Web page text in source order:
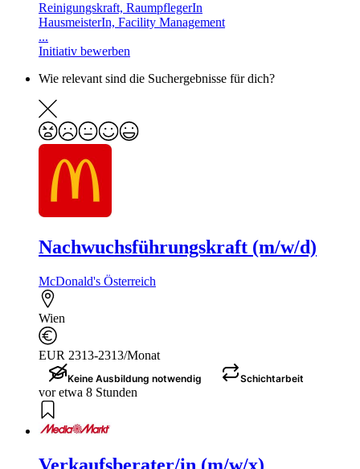
Reinigungskraft, RaumpflegerIn
HausmeisterIn, Facility Management
...
Initiativ bewerben
Wie relevant sind die Suchergebnisse für dich?
Nachwuchsführungskraft (m/w/d)
McDonald's Österreich
Wien
EUR 2313-2313/Monat
Keine Ausbildung notwendig Schichtarbeit
vor etwa 8 Stunden